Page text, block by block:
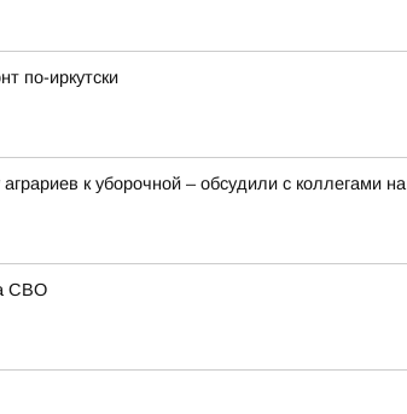
по-иркутски
к уборочной – обсудили с коллегами
СВО